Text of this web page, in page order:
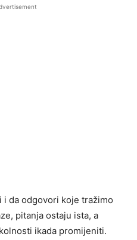
i da odgovori koje tražimo
pitanja ostaju ista, a
ikada promijeniti.